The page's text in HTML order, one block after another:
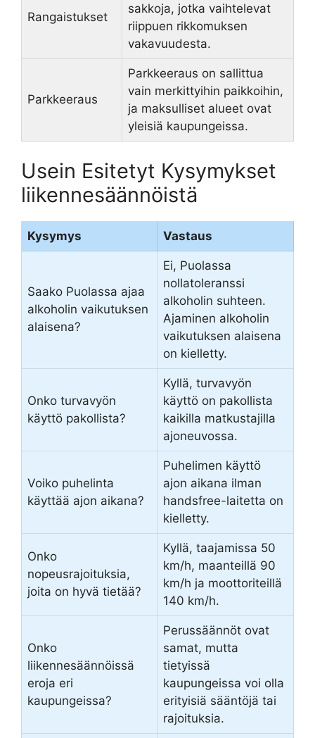
Rangaistukset
sakkoja, jotka vaihtelevat
riippuen rikkomuksen
vakavuudesta.
Parkkeeraus
Parkkeeraus on sallittua
vain merkittyihin paikkoihin,
ja maksulliset alueet ovat
yleisiä kaupungeissa.
Usein Esitetyt Kysymykset
liikennesäännöistä
Kysymys Vastaus
Saako Puolassa ajaa
alkoholin vaikutuksen
alaisena?
Ei, Puolassa
nollatoleranssi
alkoholin suhteen.
Ajaminen alkoholin
vaikutuksen alaisena
on kielletty.
Onko turvavyön
käyttö pakollista?
Kyllä, turvavyön
käyttö on pakollista
kaikilla matkustajilla
ajoneuvossa.
Voiko puhelinta
käyttää ajon aikana?
Puhelimen käyttö
ajon aikana ilman
handsfree-laitetta on
kielletty.
Onko
nopeusrajoituksia,
joita on hyvä tietää?
Kyllä, taajamissa 50
km/h, maanteillä 90
km/h ja moottoriteillä
140 km/h.
Onko
liikennesäännöissä
eroja eri
kaupungeissa?
Perussäännöt ovat
samat, mutta
tietyissä
kaupungeissa voi olla
erityisiä sääntöjä tai
rajoituksia.